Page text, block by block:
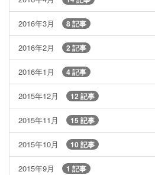
2016年3月 8 記事
2016年2月 2 記事
2016年1月 4 記事
2015年12月 12 記事
2015年11月 15 記事
2015年10月 10 記事
2015年9月 1 記事